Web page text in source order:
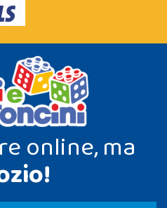
online, ma